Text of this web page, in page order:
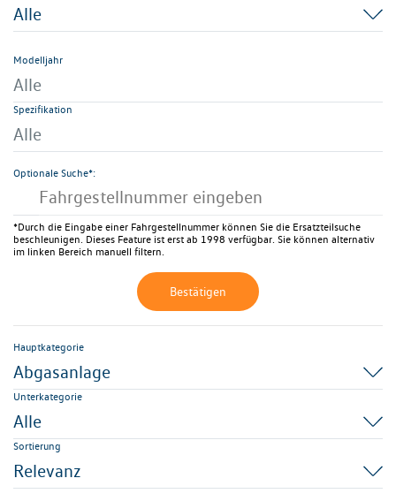
Alle
Modelljahr
Alle
Spezifikation
Alle
Optionale Suche*:
*Durch die Eingabe einer Fahrgestellnummer können Sie die Ersatzteilsuche
beschleunigen. Dieses Feature ist erst ab 1998 verfügbar. Sie können alternativ
im linken Bereich manuell filtern.
Bestätigen
Hauptkategorie
Abgasanlage
Unterkategorie
Alle
Sortierung
Relevanz